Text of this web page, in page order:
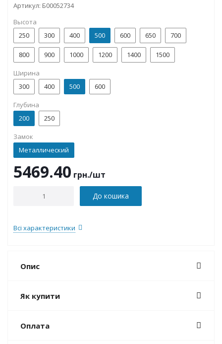
Артикул: Б00052734
Высота
250
300 400 500 600 650 700
800 900 1000 1200 1400 1500
Ширина
300
400 500 600
Глубина
200
250
Замок
Металлический
5469.40 грн./шт
До кошика
Всі характеристики
Опис
Як купити
Оплата